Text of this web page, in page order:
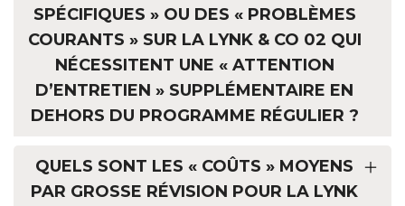
SPÉCIFIQUES » OU DES « PROBLÈMES
COURANTS » SUR LA LYNK & CO 02 QUI
NÉCESSITENT UNE « ATTENTION
D’ENTRETIEN » SUPPLÉMENTAIRE EN
DEHORS DU PROGRAMME RÉGULIER ?
QUELS SONT LES « COÛTS » MOYENS
PAR GROSSE RÉVISION POUR LA LYNK